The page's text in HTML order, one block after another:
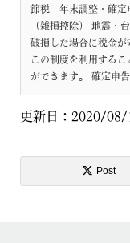
節税 年末調整・確定
（雑損控除） 地震・
破損した場合に税金が
この制度を利用する
ができます。 確定申
更新日：2020/08/
Post